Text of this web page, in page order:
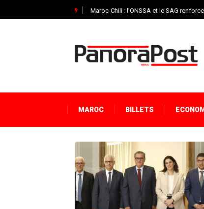
Jeux méditerranéens 2026 : Ludovic
MAROC BILLETS